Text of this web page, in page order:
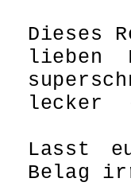
Dieses
lieben
lecker
Lasst
Belag